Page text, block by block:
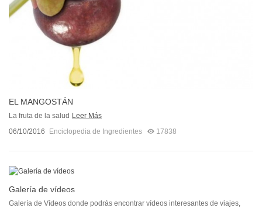
EL MANGOSTÁN
La fruta de la salud Leer Más
06/10/2016
Enciclopedia de Ingredientes 17838
Galería de vídeos
Galería de Vídeos donde podrás encontrar vídeos interesantes de viajes,